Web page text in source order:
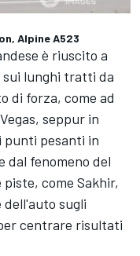
Alpine A523
è riuscito a
sui lunghi tratti da
di forza, come ad
seppur in
punti pesanti in
dal fenomeno del
come Sakhir,
dell'auto sugli
centrare risultati